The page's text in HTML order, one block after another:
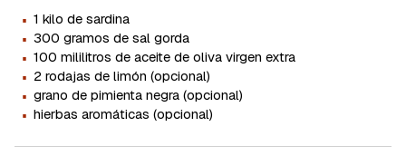
· 1 kilo de sardina
· 300 gramos de sal gorda
· 100 mililitros de aceite de oliva virgen extra
· 2 rodajas de limón (opcional)
· grano de pimienta negra (opcional)
· hierbas aromáticas (opcional)